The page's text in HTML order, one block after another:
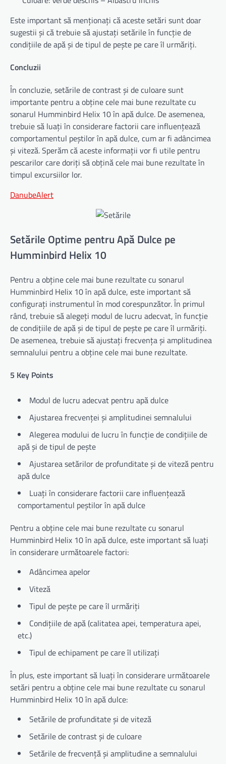
Este important să menționați că aceste setări sunt doar
sugestii și că trebuie să ajustați setările în funcție de
condițiile de apă și de tipul de pește pe care îl urmăriți.
Concluzii
În concluzie, setările de contrast și de culoare sunt
importante pentru a obține cele mai bune rezultate cu
sonarul Humminbird Helix 10 în apă dulce. De asemenea,
trebuie să luați în considerare factorii care influențează
comportamentul peștilor în apă dulce, cum ar fi adâncimea
și viteză. Sperăm că aceste informații vor fi utile pentru
pescarilor care doriți să obțină cele mai bune rezultate în
timpul excursiilor lor.
DanubeAlert
Setările Optime pentru Apă Dulce pe
Humminbird Helix 10
Pentru a obține cele mai bune rezultate cu sonarul
Humminbird Helix 10 în apă dulce, este important să
configurați instrumentul în mod corespunzător. În primul
rând, trebuie să alegeți modul de lucru adecvat, în funcție
de condițiile de apă și de tipul de pește pe care îl urmăriți.
De asemenea, trebuie să ajustați frecvența și amplitudinea
semnalului pentru a obține cele mai bune rezultate.
5 Key Points
Modul de lucru adecvat pentru apă dulce
Ajustarea frecvenței și amplitudinei semnalului
Alegerea modului de lucru în funcție de condițiile de
apă și de tipul de pește
Ajustarea setărilor de profunditate și de viteză pentru
apă dulce
Luați în considerare factorii care influențează
comportamentul peștilor în apă dulce
Pentru a obține cele mai bune rezultate cu sonarul
Humminbird Helix 10 în apă dulce, este important să luați
în considerare următoarele factori:
Adâncimea apelor
Viteză
Tipul de pește pe care îl urmăriți
Condițiile de apă (calitatea apei, temperatura apei,
etc.)
Tipul de echipament pe care îl utilizați
În plus, este important să luați în considerare următoarele
setări pentru a obține cele mai bune rezultate cu sonarul
Humminbird Helix 10 în apă dulce:
Setările de profunditate și de viteză
Setările de contrast și de culoare
Setările de frecvență și amplitudine a semnalului